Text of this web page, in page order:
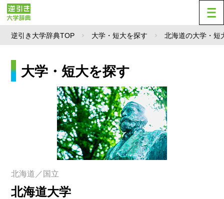
逆引き大学辞典TOP 大学・短大を探す 北海道の大学・短
大学・短大を探す
北海道／国立
北海道大学